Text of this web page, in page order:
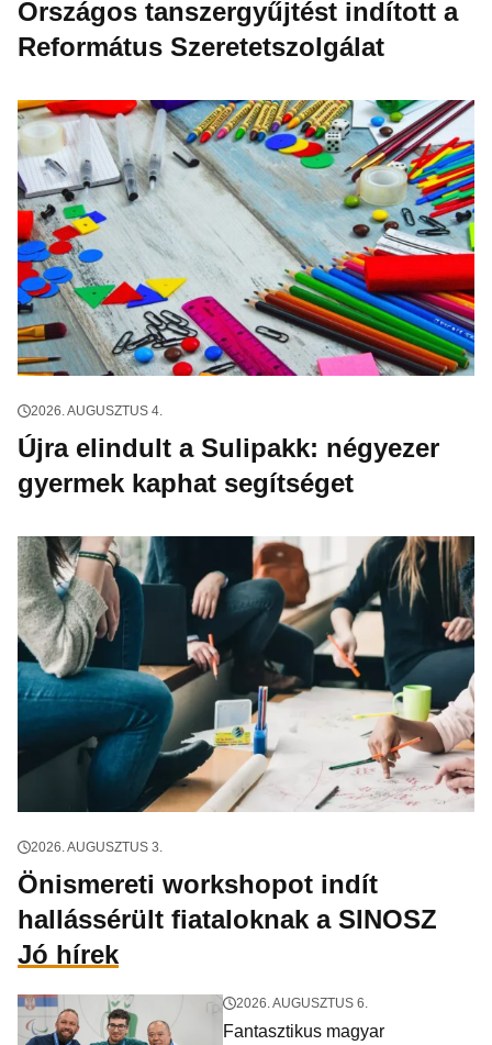
Országos tanszergyűjtést indított a
Református Szeretetszolgálat
2026. AUGUSZTUS 4.
Újra elindult a Sulipakk: négyezer
gyermek kaphat segítséget
2026. AUGUSZTUS 3.
Önismereti workshopot indít
hallássérült fiataloknak a SINOSZ
Jó hírek
2026. AUGUSZTUS 6.
Fantasztikus magyar